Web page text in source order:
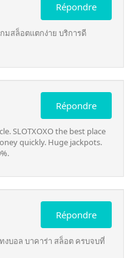
Répondre
กมสล็อตแตกง่าย บริการดี
Répondre
SLOTXOXOthe best place
quickly. Huge jackpots.
Répondre
งบอล บาคาร่า สล็อต ครบจบที่